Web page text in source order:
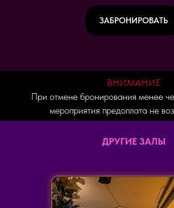
ЗАБРОНИРОВАТЬ
ВНИМАНИЕ
При отмене бронирования менее
мероприятия предоплата не
ДРУГИЕ ЗАЛЫ